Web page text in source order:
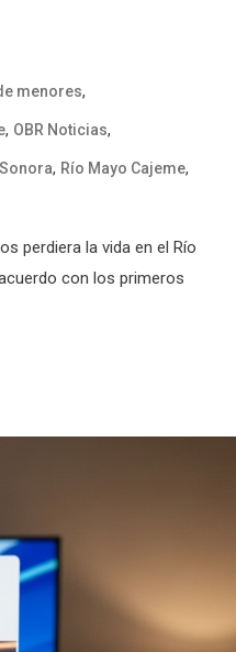
menores,
, OBR Noticias,
, Río Mayo Cajeme,
perdiera la vida en el Río
con los primeros